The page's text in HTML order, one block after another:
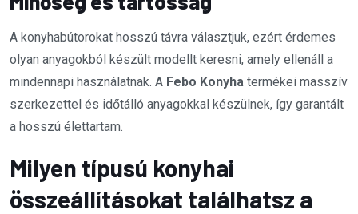
A konyhabútorokat hosszú távra választjuk, ezért érdemes
olyan anyagokból készült modellt keresni, amely ellenáll a
mindennapi használatnak. A Febo Konyha termékei masszív
szerkezettel és időtálló anyagokkal készülnek, így garantált
a hosszú élettartam.
Milyen típusú konyhai
összeállításokat találhatsz a